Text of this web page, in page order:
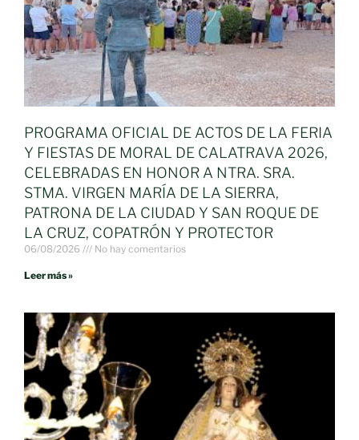
PROGRAMA OFICIAL DE ACTOS DE LA FERIA
Y FIESTAS DE MORAL DE CALATRAVA 2026,
CELEBRADAS EN HONOR A NTRA. SRA.
STMA. VIRGEN MARÍA DE LA SIERRA,
PATRONA DE LA CIUDAD Y SAN ROQUE DE
LA CRUZ, COPATRÓN Y PROTECTOR
06/08/2026 No hay comentarios
Leer más »